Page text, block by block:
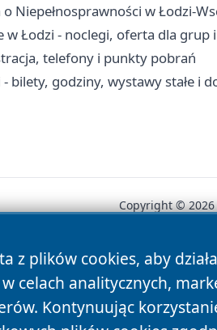
Niepełnosprawności w Łodzi-
w Łodzi - noclegi, oferta dla grup
telefony i punkty pobrań
bilety, godziny, wystawy stałe i
z plików cookies, aby
celach analitycznych,
Kontynuując
Copyright © 2026
News